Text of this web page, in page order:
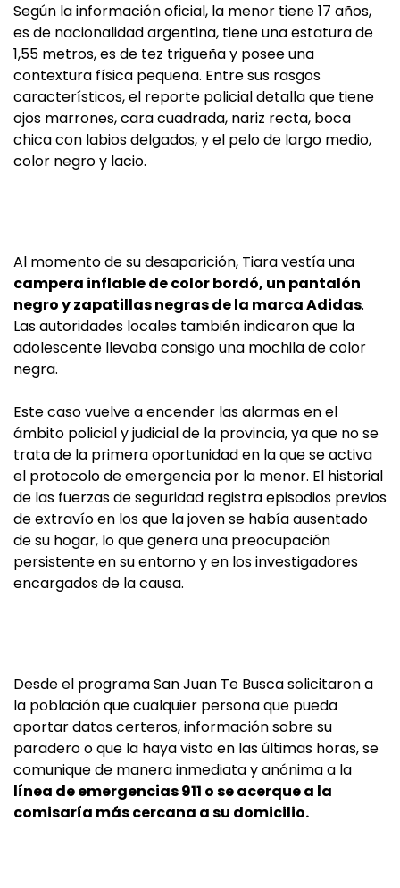
Según la información oficial, la menor tiene 17 años,
es de nacionalidad argentina, tiene una estatura de
1,55 metros, es de tez trigueña y posee una
contextura física pequeña. Entre sus rasgos
característicos, el reporte policial detalla que tiene
ojos marrones, cara cuadrada, nariz recta, boca
chica con labios delgados, y el pelo de largo medio,
color negro y lacio.
Al momento de su desaparición, Tiara vestía una
campera inflable de color bordó, un pantalón
negro y zapatillas negras de la marca Adidas.
Las autoridades locales también indicaron que la
adolescente llevaba consigo una mochila de color
negra.
Este caso vuelve a encender las alarmas en el
ámbito policial y judicial de la provincia, ya que no se
trata de la primera oportunidad en la que se activa
el protocolo de emergencia por la menor. El historial
de las fuerzas de seguridad registra episodios previos
de extravío en los que la joven se había ausentado
de su hogar, lo que genera una preocupación
persistente en su entorno y en los investigadores
encargados de la causa.
Desde el programa San Juan Te Busca solicitaron a
la población que cualquier persona que pueda
aportar datos certeros, información sobre su
paradero o que la haya visto en las últimas horas, se
comunique de manera inmediata y anónima a la
línea de emergencias 911 o se acerque a la
comisaría más cercana a su domicilio.